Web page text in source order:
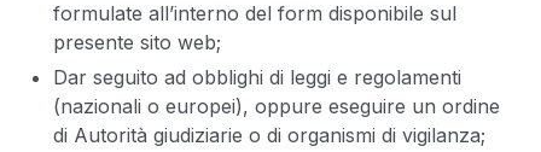
formulate all’interno del form disponibile sul
presente sito web;
Dar seguito ad obblighi di leggi e regolamenti
(nazionali o europei), oppure eseguire un ordine
di Autorità giudiziarie o di organismi di vigilanza;